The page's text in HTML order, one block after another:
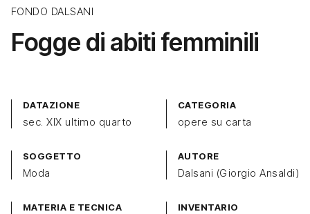
FONDO DALSANI
Fogge di abiti femminili
DATAZIONE
sec. XIX ultimo quarto
CATEGORIA
opere su carta
SOGGETTO
Moda
AUTORE
Dalsani (Giorgio Ansaldi)
MATERIA E TECNICA INVENTARIO